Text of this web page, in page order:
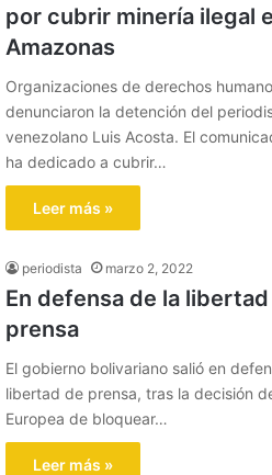
por cubrir minería ilegal
Amazonas
Organizaciones de derechos
denunciaron la detención del
venezolano Luis Acosta. El
ha dedicado a cubrir…
Leer más »
periodista marzo 2, 2022
En defensa de la
prensa
El gobierno bolivariano salió en
libertad de prensa, tras la decisión
Europea de bloquear…
Leer más »